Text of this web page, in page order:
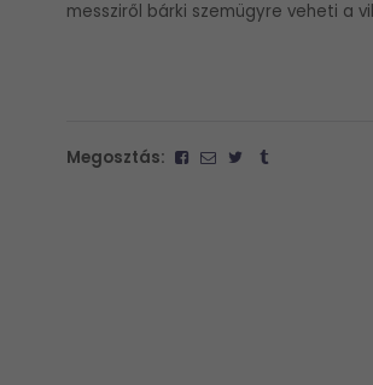
messziről bárki szemügyre veheti a
Megosztás: